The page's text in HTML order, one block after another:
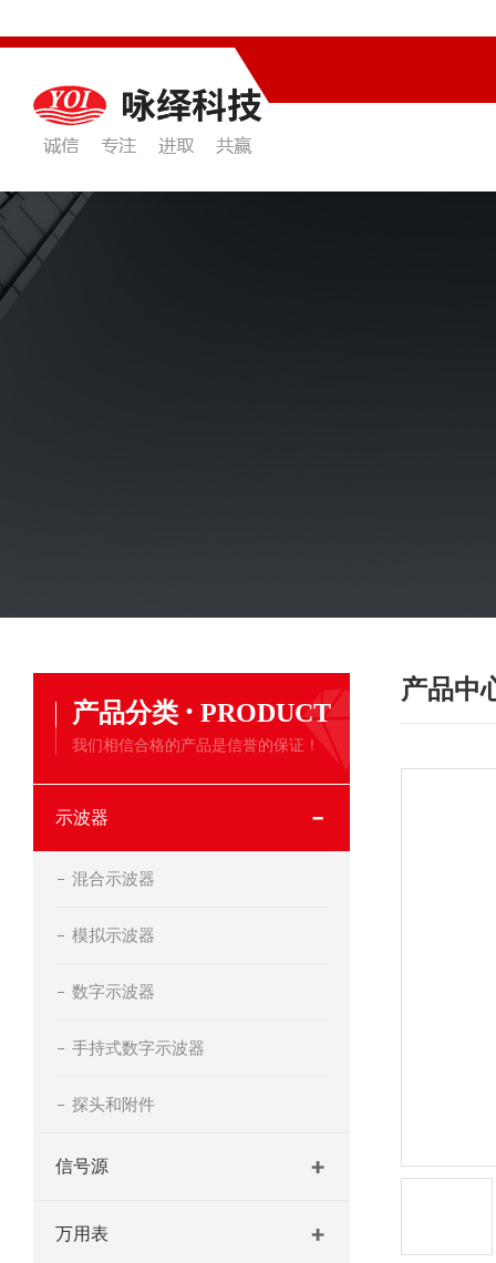
产品分类 · PRODUCT
我们相信合格的产品是信誉的保证！
示波器
混合示波器
模拟示波器
数字示波器
手持式数字示波器
探头和附件
信号源
万用表
产品中